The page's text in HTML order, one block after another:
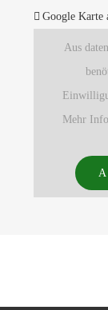
Google Karte
Aus
Mehr